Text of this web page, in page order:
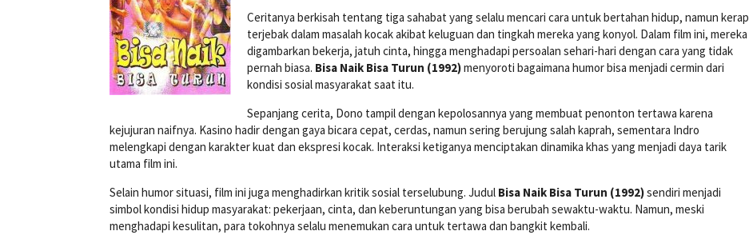
Ceritanya berkisah tentang tiga sahabat yang selalu mencari cara untuk bertahan hidup, namun kerap
terjebak dalam masalah kocak akibat keluguan dan tingkah mereka yang konyol. Dalam film ini, mereka
digambarkan bekerja, jatuh cinta, hingga menghadapi persoalan sehari-hari dengan cara yang tidak
pernah biasa. Bisa Naik Bisa Turun (1992)menyoroti bagaimana humor bisa menjadi cermin dari
kondisi sosial masyarakat saat itu.
Sepanjang cerita, Dono tampil dengan kepolosannya yang membuat penonton tertawa karena
kejujuran naifnya. Kasino hadir dengan gaya bicara cepat, cerdas, namun sering berujung salah kaprah, sementara Indro
melengkapi dengan karakter kuat dan ekspresi kocak. Interaksi ketiganya menciptakan dinamika khas yang menjadi daya tarik
utama film ini.
Selain humor situasi, film ini juga menghadirkan kritik sosial terselubung. Judul Bisa Naik Bisa Turun (1992)sendiri menjadi
simbol kondisi hidup masyarakat: pekerjaan, cinta, dan keberuntungan yang bisa berubah sewaktu-waktu. Namun, meski
menghadapi kesulitan, para tokohnya selalu menemukan cara untuk tertawa dan bangkit kembali.